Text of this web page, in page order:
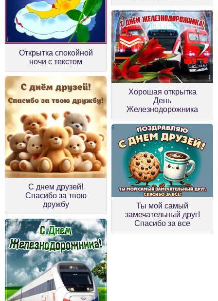
Открытка спокойной
ночи с текстом
С днем друзей!
Спасибо за твою
дружбу
Хорошая открытка
День
Железнодорожника
Ты мой самый
замечательный друг!
Спасибо за все